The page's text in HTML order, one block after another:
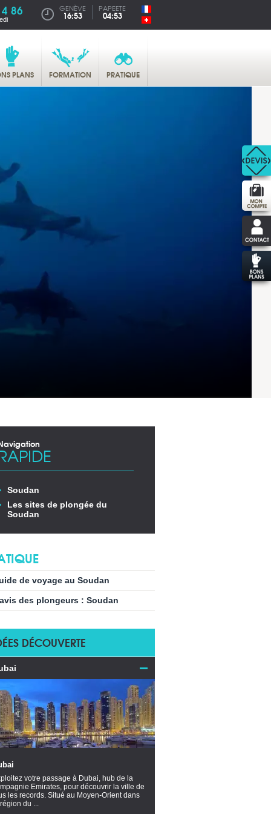
86 GENÈVE
16:53
PAPEETE
04:53
PLANS FORMATION PRATIQUE
Soudan
Les sites de plongée du
Soudan
de voyage au Soudan
des plongeurs : Soudan
DÉCOUVERTE
votre passage à Dubai, hub de la
Emirates, pour découvrir la ville de
les records. Situé au Moyen-Orient dans
région du ...